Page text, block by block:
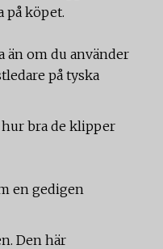
på köpet.
än om du använder
på tyska
bra de klipper
en gedigen
Den här